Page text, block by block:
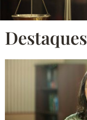
Destaques